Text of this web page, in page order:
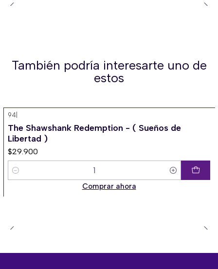
También podría interesarte uno de
estos
94|
The Shawshank Redemption - ( Sueños de
Libertad )
$29.900
Cantidad
Comprar ahora